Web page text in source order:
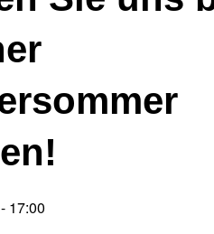
- 17:00